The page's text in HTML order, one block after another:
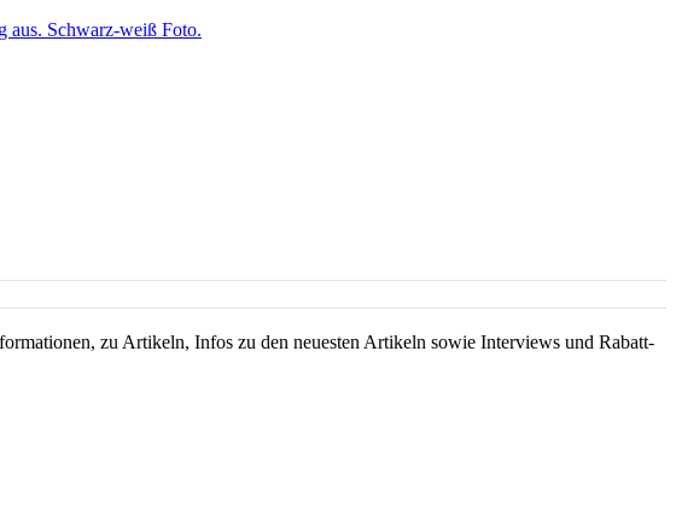
zu Artikeln, Infos zu den neuesten Artikeln sowie Interviews und Rabatt-